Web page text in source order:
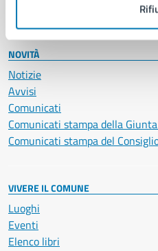
NOVITÀ
Notizie
Avvisi
Comunicati
Comunicati stampa della
Comunicati stampa del
VIVERE IL COMUNE
Luoghi
Eventi
Elenco libri